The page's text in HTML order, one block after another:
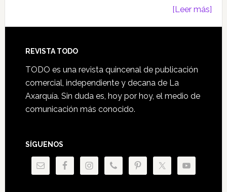
[Leer más]
Footer
REVISTA TODO
TODO es una revista quincenal de publicación
comercial, independiente y decana de La
Axarquía. Sin duda es, hoy por hoy, el medio de
comunicación más conocido.
SÍGUENOS